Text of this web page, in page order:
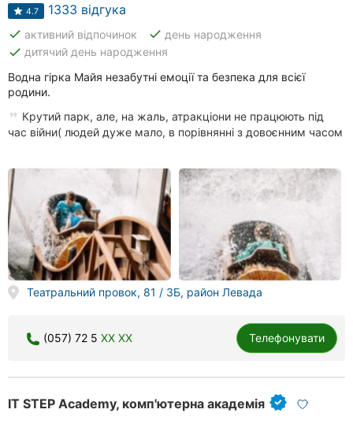
4.7 1333 відгука
done активний відпочинок done день народження
done дитячий день народження
Водна гірка Майя незабутні емоції та безпека для всієї
родини.
Крутий парк, але, на жаль, атракціони не працюють під
час війни( людей дуже мало, в порівнянні з довоєнним часом
Театральний провок, 81 / 3Б, район Левада
(057) 72 5 XX XX Телефонувати
IT STEP Academy, комп'ютерна академія